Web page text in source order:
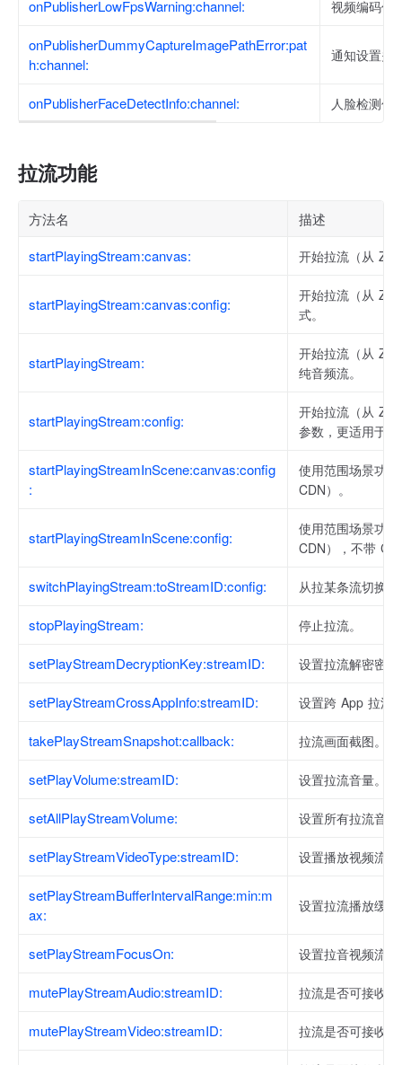
onPublisherLowFpsWarning:channel: 视频编码低
onPublisherDummyCaptureImagePathError:pat
h:channel:
通知设置关
onPublisherFaceDetectInfo:channel: 人脸检测信
拉流功能
方法名
描述
startPlayingStream:canvas:
开始拉流（从
startPlayingStream:canvas:config:
开始拉流（从
式。
startPlayingStream:
开始拉流（从
纯音频流。
startPlayingStream:config:
开始拉流（从
参数，更适用于
startPlayingStreamInScene:canvas:config
:
使用范围场景功
CDN）。
startPlayingStreamInScene:config:
使用范围场景功
CDN），不带
switchPlayingStream:toStreamID:config: 从拉某条流切换
stopPlayingStream: 停止拉流。
setPlayStreamDecryptionKey:streamID: 设置拉流解密密
setPlayStreamCrossAppInfo:streamID: 设置跨 App 拉流
takePlayStreamSnapshot:callback: 拉流画面截图。
setPlayVolume:streamID: 设置拉流音量。
setAllPlayStreamVolume: 设置所有拉流音
setPlayStreamVideoType:streamID: 设置播放视频流
setPlayStreamBufferIntervalRange:min:m
ax:
设置拉流播放缓
setPlayStreamFocusOn: 设置拉音视频流
mutePlayStreamAudio:streamID: 拉流是否可接收
mutePlayStreamVideo:streamID: 拉流是否可接收